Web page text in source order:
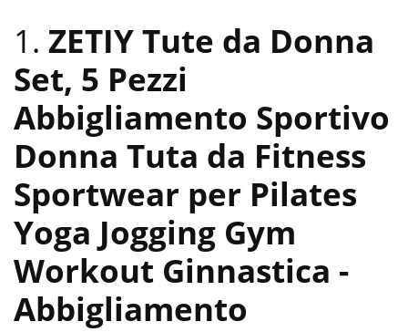
1. ZETIY Tute da Donna
Set, 5 Pezzi
Abbigliamento Sportivo
Donna Tuta da Fitness
Sportwear per Pilates
Yoga Jogging Gym
Workout Ginnastica -
Abbigliamento